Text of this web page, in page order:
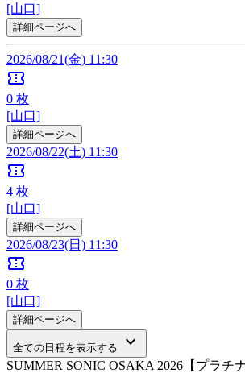
[山口]
詳細ページへ
2026/08/21(金) 11:30
confirmation_number
0 枚
[山口]
詳細ページへ
2026/08/22(土) 11:30
confirmation_number
4 枚
[山口]
詳細ページへ
2026/08/23(日) 11:30
confirmation_number
0 枚
[山口]
詳細ページへ
全ての日程を表示する keyboard_arrow_down
SUMMER SONIC OSAKA 2026【プラチ